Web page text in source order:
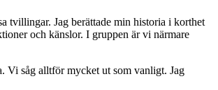
tvillingar. Jag berättade min historia i korthet
och känslor. I gruppen är vi närmare
Vi såg alltför mycket ut som vanligt. Jag